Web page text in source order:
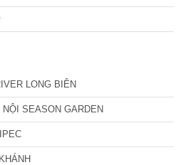
LONG BIÊN
SEASON GARDEN